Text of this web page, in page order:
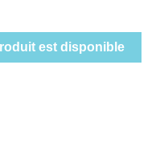
est disponible